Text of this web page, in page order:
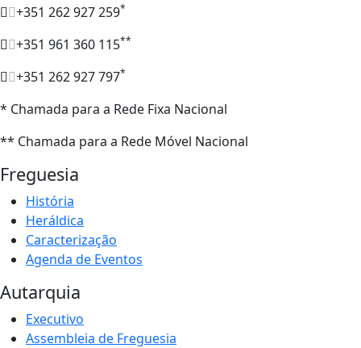
+351 262 927 259*
+351 961 360 115**
+351 262 927 797*
* Chamada para a Rede Fixa Nacional
** Chamada para a Rede Móvel Nacional
Freguesia
História
Heráldica
Caracterização
Agenda de Eventos
Autarquia
Executivo
Assembleia de Freguesia